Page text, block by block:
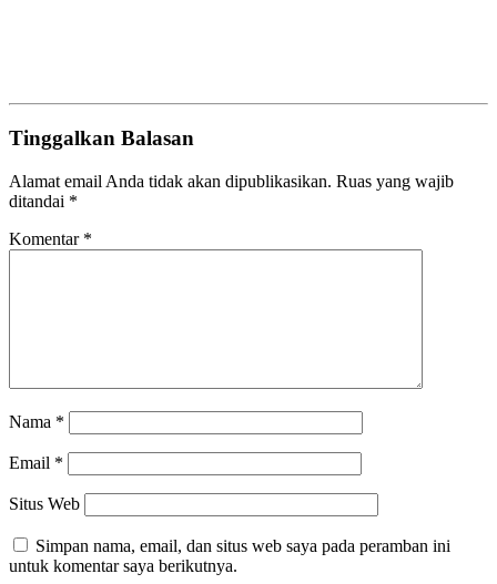
Tinggalkan Balasan
Alamat email Anda tidak akan dipublikasikan. Ruas yang wajib
ditandai *
Komentar *
Nama *
Email *
Situs Web
Simpan nama, email, dan situs web saya pada peramban ini
untuk komentar saya berikutnya.